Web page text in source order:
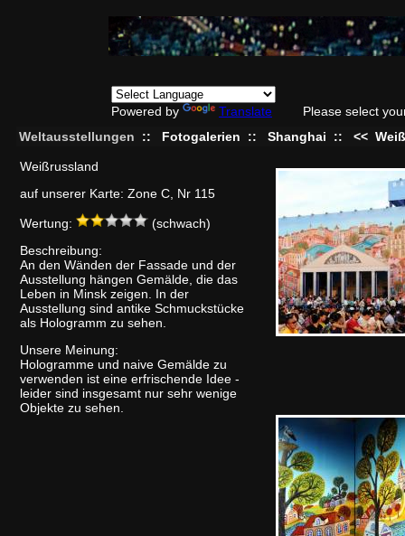
Powered by Translate
Please select
Weltausstellungen
:: Fotogalerien :: Shanghai :: <<
Weißrussland
auf unserer Karte: Zone C, Nr 115
Wertung:
(schwach)
Beschreibung:
An den Wänden der Fassade und der
Ausstellung hängen Gemälde, die das
Leben in Minsk zeigen. In der
Ausstellung sind antike Schmuckstücke
als Hologramm zu sehen.
Unsere Meinung:
Hologramme und naive Gemälde zu
verwenden ist eine erfrischende Idee -
leider sind insgesamt nur sehr wenige
Objekte zu sehen.